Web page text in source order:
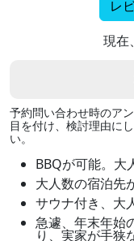
レ
現在
予約問い合わせ時のア
目を付け、検討理由に
い。
BBQが可能。大
大人数の宿泊先
サウナ付き、大
急遽、年末年始
り、実家が手狭